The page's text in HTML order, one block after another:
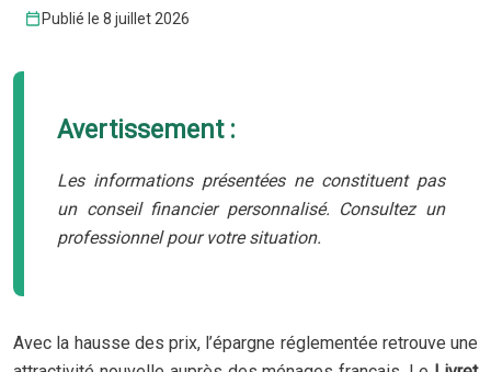
Publié le 8 juillet 2026
Avertissement :
Les informations présentées ne constituent pas
un conseil financier personnalisé. Consultez un
professionnel pour votre situation.
Avec la hausse des prix, l’épargne réglementée retrouve une